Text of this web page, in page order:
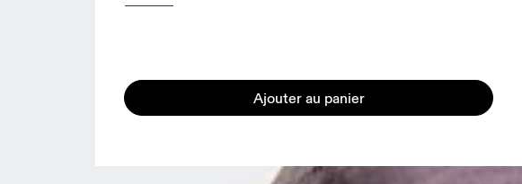
Ajouter au panier